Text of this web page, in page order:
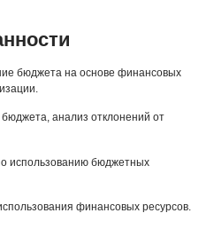
бюджета на основе финансовых
анализ отклонений от
использованию бюджетных
финансовых ресурсов.